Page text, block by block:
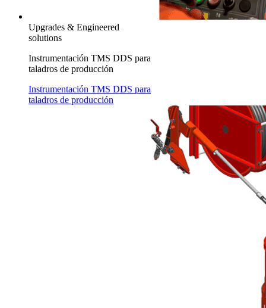
Upgrades & Engineered
solutions
Instrumentación TMS DDS para
taladros de producción
Instrumentación TMS DDS para
taladros de producción